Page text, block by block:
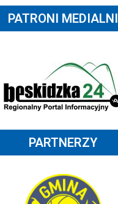
PATRONI MEDIALNI
PARTNERZY